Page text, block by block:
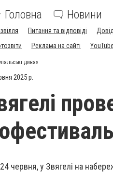
Головна Новини
Питання та відповіді
Реклама на сайті
дива»
2025 р.
24 червня, у Звягелі на